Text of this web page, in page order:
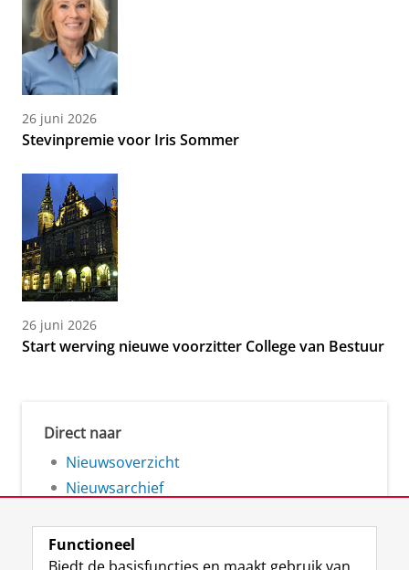
26 juni 2026
Stevinpremie voor Iris Sommer
26 juni 2026
Start werving nieuwe voorzitter College van Bestuur
Direct naar
Nieuwsoverzicht
Nieuwsarchief
Functioneel